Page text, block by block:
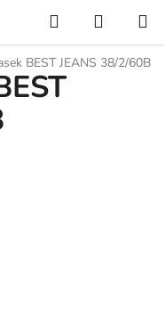
Hledat
KOŠÍK
BEST JEANS 38/2/60B